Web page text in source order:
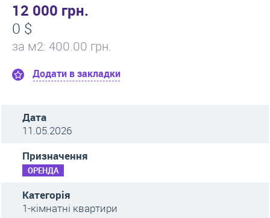
12 000 грн.
0 $
за м2: 400.00 грн.
Додати в закладки
Дата
11.05.2026
Призначення
ОРЕНДА
Категорія
1-кімнатні квартири